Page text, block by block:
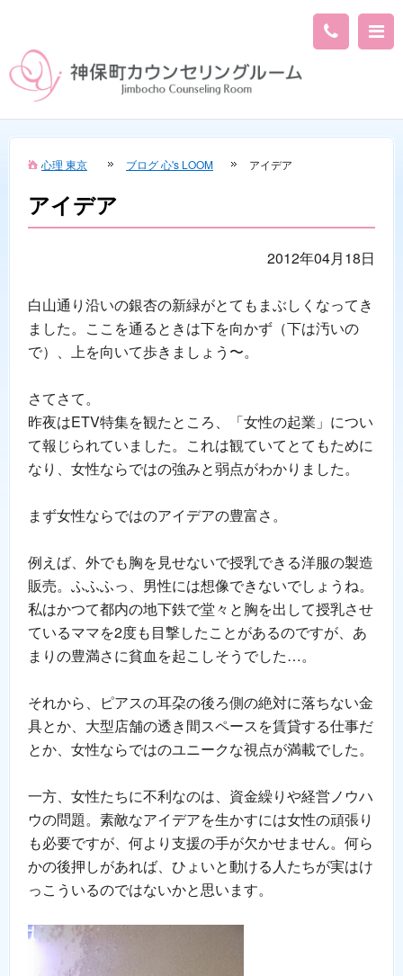
心理 東京 ブログ 心's LOOM アイデア
アイデア
2012年04月18日
白山通り沿いの銀杏の新緑がとてもまぶしくなってき
ました。ここを通るときは下を向かず（下は汚いの
で）、上を向いて歩きましょう〜。
さてさて。
昨夜はETV特集を観たところ、「女性の起業」につい
て報じられていました。これは観ていてとてもために
なり、女性ならではの強みと弱点がわかりました。
まず女性ならではのアイデアの豊富さ。
例えば、外でも胸を見せないで授乳できる洋服の製造
販売。ふふふっ、男性には想像できないでしょうね。
私はかつて都内の地下鉄で堂々と胸を出して授乳させ
ているママを2度も目撃したことがあるのですが、あ
まりの豊満さに貧血を起こしそうでした…。
それから、ピアスの耳朶の後ろ側の絶対に落ちない金
具とか、大型店舗の透き間スペースを賃貸する仕事だ
とか、女性ならではのユニークな視点が満載でした。
一方、女性たちに不利なのは、資金繰りや経営ノウハ
ウの問題。素敵なアイデアを生かすには女性の頑張り
も必要ですが、何より支援の手が欠かせません。何ら
かの後押しがあれば、ひょいと動ける人たちが実はけ
っこういるのではないかと思います。